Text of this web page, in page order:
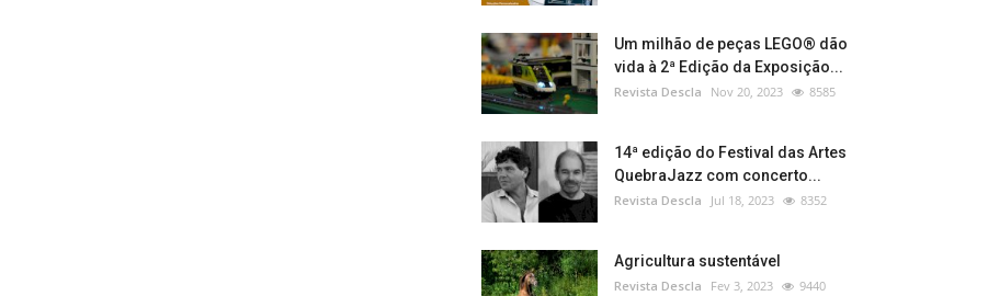
Um milhão de peças LEGO® dão
vida à 2ª Edição da Exposição...
Revista Descla Nov 20, 2023 8585
14ª edição do Festival das Artes
QuebraJazz com concerto...
Revista Descla Jul 18, 2023 8352
Agricultura sustentável
Revista Descla Fev 3, 2023 9440